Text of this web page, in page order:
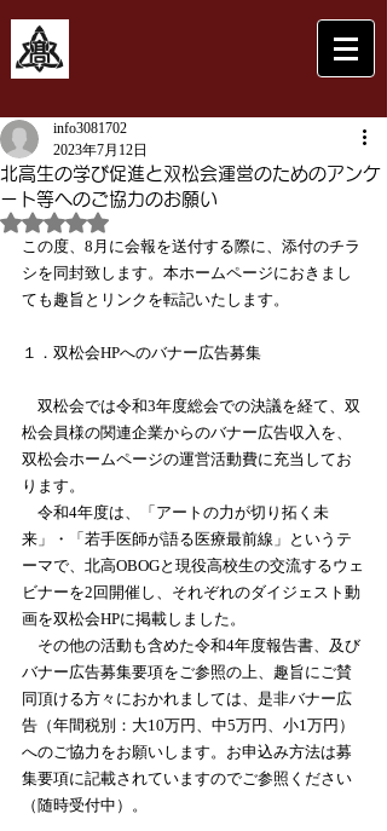
北高生の学び促進と双松会運営のためのアンケ
ート等へのご協力のお願い
info3081702
2023年7月12日
5つ星のうちNaNと評価されています。
この度、8月に会報を送付する際に、添付のチラ
シを同封致します。本ホームページにおきまし
ても趣旨とリンクを転記いたします。
１．双松会HPへのバナー広告募集
双松会では令和3年度総会での決議を経て、双
松会員様の関連企業からのバナー広告収入を、
双松会ホームページの運営活動費に充当してお
ります。
令和4年度は、「アートの力が切り拓く未
来」・「若手医師が語る医療最前線」というテ
ーマで、北高OBOGと現役高校生の交流するウェ
ビナーを2回開催し、それぞれのダイジェスト動
画を双松会HPに掲載しました。
その他の活動も含めた令和4年度報告書、及び
バナー広告募集要項をご参照の上、趣旨にご賛
同頂ける方々におかれましては、是非バナー広
告（年間税別：大10万円、中5万円、小1万円）
へのご協力をお願いします。お申込み方法は募
集要項に記載されていますのでご参照ください
（随時受付中）。